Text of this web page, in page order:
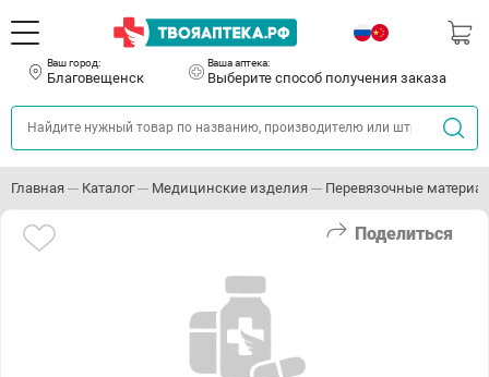
Ваш город:
Благовещенск
Ваша аптека:
Выберите способ получения заказа
Главная Каталог Медицинские изделия Перевязочные
Поделиться